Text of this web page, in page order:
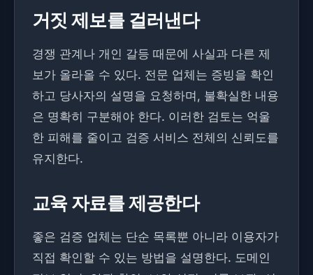
거짓 제보를 걸러낸다
경쟁 관계나 개인 갈등 때문에 사실과 다른 제
보가 올라올 수 있다. 전문 업체는 증빙을 확인
하고 당사자의 설명을 요청하며, 불확실한 내용
은 명확히 구분해야 한다. 이러한 검토는 억울
한 피해를 줄이고 검증 서비스 전체의 신뢰도를
유지한다.
교육 자료를 제공한다
좋은 검증 업체는 단순 목록뿐 아니라 이용자가
직접 확인할 수 있는 방법을 설명한다. 도메인